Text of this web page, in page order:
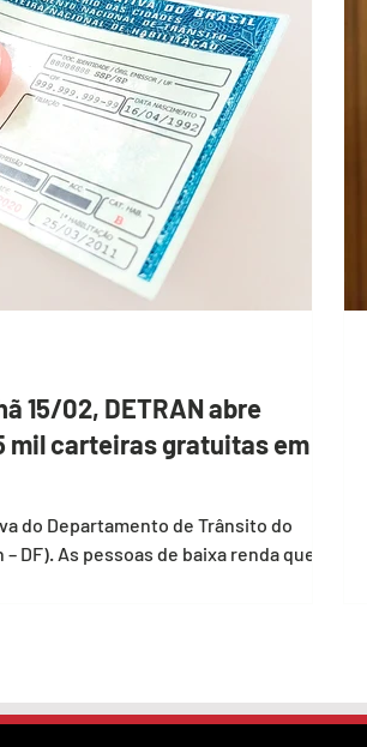
15/02, DETRAN abre
mil carteiras gratuitas em
do Departamento de Trânsito do
DF). As pessoas de baixa renda que